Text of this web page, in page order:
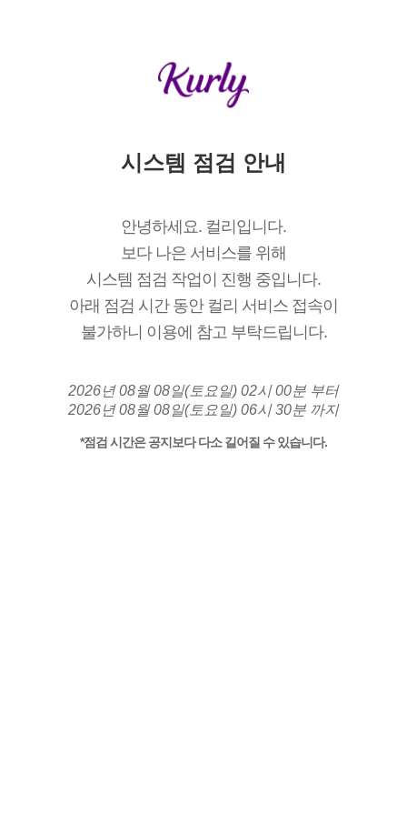
시스템 점검 안내
안녕하세요. 컬리입니다.
보다 나은 서비스를 위해
시스템 점검 작업이 진행 중입니다.
아래 점검 시간 동안 컬리 서비스 접속이
불가하니 이용에 참고 부탁드립니다.
2026년 08월 08일(토요일) 02시 00분 부터
2026년 08월 08일(토요일) 06시 30분 까지
*점검 시간은 공지보다 다소 길어질 수 있습니다.